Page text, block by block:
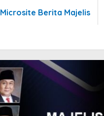
Microsite Berita Majelis